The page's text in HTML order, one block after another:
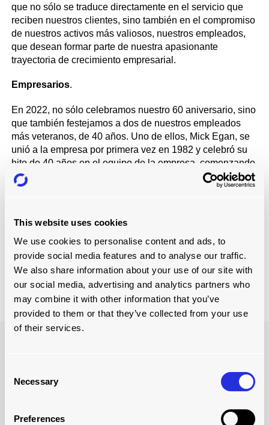
This website uses cookies
We use cookies to personalise content and ads, to
provide social media features and to analyse our traffic.
We also share information about your use of our site with
our social media, advertising and analytics partners who
may combine it with other information that you’ve
provided to them or that they’ve collected from your use
of their services.
Selection
Necessary
Preferences
que no sólo se traduce directamente en el servicio que
reciben nuestros clientes, sino también en el compromiso
de nuestros activos más valiosos, nuestros empleados,
que desean formar parte de nuestra apasionante
trayectoria de crecimiento empresarial.
Empresarios.
En 2022, no sólo celebramos nuestro 60 aniversario, sino
que también festejamos a dos de nuestros empleados
más veteranos, de 40 años. Uno de ellos, Mick Egan, se
unió a la empresa por primera vez en 1982 y celebró su
hito de 40 años en el equipo de la empresa, comenzando
como soldador/fabricante, pero ahora ha progresado
hasta convertirse en un miembro fundamental del equipo
para descubrir por qué Mick, y muchos otros, celebran
hitos significativos de su empleo en la empresa.
Celebrando 60 Años de Joloda Hydraroll: 40 Años de
Servicio